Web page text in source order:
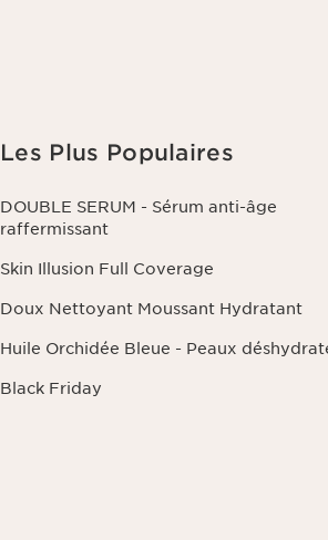
Les Plus Populaires
DOUBLE SERUM - Sérum anti-âge
raffermissant
Skin Illusion Full Coverage
Doux Nettoyant Moussant Hydratant
Huile Orchidée Bleue - Peaux
Black Friday